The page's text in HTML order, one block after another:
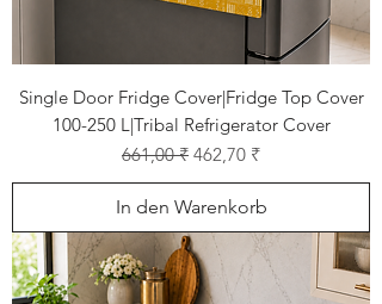
Single Door Fridge Cover|Fridge Top Cover
100-250 L|Tribal Refrigerator Cover
Standardpreis
661,00 ₹ Sale-Preis
462,70 ₹
In den Warenkorb